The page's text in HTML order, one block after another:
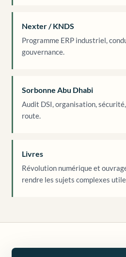
Nexter / KNDS
Programme ERP industriel,
gouvernance.
Sorbonne Abu Dhabi
Audit DSI, organisation,
route.
Livres
Révolution numérique et
rendre les sujets complexes